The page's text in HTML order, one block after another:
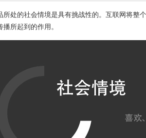
所处的社会情境是具有挑战性的。互联网将整
所起到的作用。